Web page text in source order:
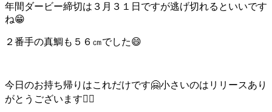
年間ダービー締切は３月３１日ですが逃げ切れるといいです
ね😁
２番手の真鯛も５６㎝でした😄
今日のお持ち帰りはこれだけです🤗小さいのはリリースあり
がとうございます🙇‍♂️